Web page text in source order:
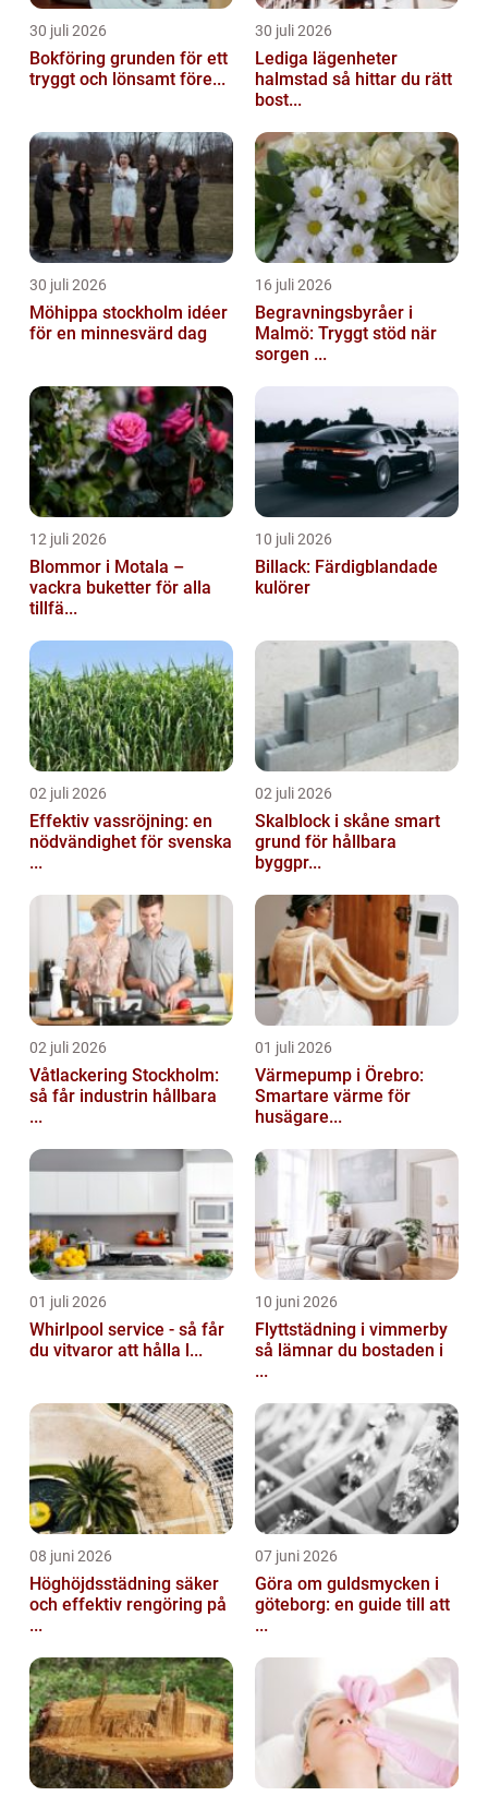
30 juli 2026
Bokföring grunden för ett
tryggt och lönsamt före...
30 juli 2026
Lediga lägenheter
halmstad så hittar du rätt
bost...
30 juli 2026
Möhippa stockholm idéer
för en minnesvärd dag
16 juli 2026
Begravningsbyråer i
Malmö: Tryggt stöd när
sorgen ...
12 juli 2026
Blommor i Motala –
vackra buketter för alla
tillfä...
10 juli 2026
Billack: Färdigblandade
kulörer
02 juli 2026
Effektiv vassröjning: en
nödvändighet för svenska
...
02 juli 2026
Skalblock i skåne smart
grund för hållbara
byggpr...
02 juli 2026
Våtlackering Stockholm:
så får industrin hållbara
...
01 juli 2026
Värmepump i Örebro:
Smartare värme för
husägare...
01 juli 2026
Whirlpool service - så får
du vitvaror att hålla l...
10 juni 2026
Flyttstädning i vimmerby
så lämnar du bostaden i
...
08 juni 2026
Höghöjdsstädning säker
och effektiv rengöring på
...
07 juni 2026
Göra om guldsmycken i
göteborg: en guide till att
...